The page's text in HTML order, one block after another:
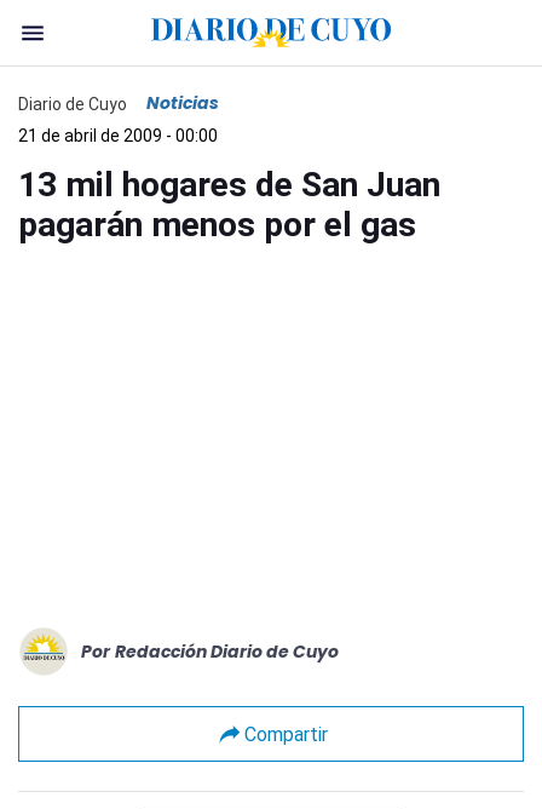
Diario de Cuyo Noticias
21 de abril de 2009 - 00:00
13 mil hogares de San Juan
pagarán menos por el gas
Por Redacción Diario de Cuyo
Compartir